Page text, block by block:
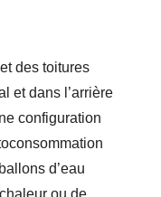
des toitures
et dans l’arrière
configuration
d’eau
ou de